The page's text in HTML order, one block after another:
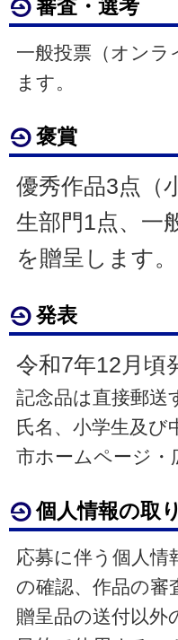
審査・選考
一般投票（オンラ
ます。
褒賞
優秀作品3点（
生部門1点、一
を贈呈します。
発表
令和7年12月頃
記念品は直接郵送
氏名、小学生及び
市ホームページ・
個人情報の取
応募に伴う個人情
の確認、作品の審
贈呈品の送付以外